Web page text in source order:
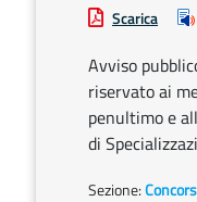
Scarica
Avviso
riservato ai
penultimo e
di
Sezione: